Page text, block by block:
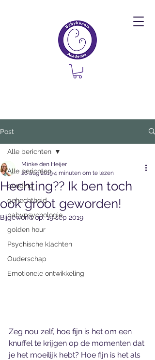
Post
Alle berichten
bonding
gehechtheid
babypsychologie
golden hour
Psychische klachten
Ouderschap
Emotionele ontwikkeling
Alle berichten
Hechting?? Ik ben toch
ook groot geworden!
Minke den Heijer
26 aug 20194 minuten om te lezen
Bijgewerkt op:19 sep 2019
Zeg nou zelf, hoe fijn is het om een
knuffel te krijgen op de momenten dat
je het moeilijk hebt? Hoe fijn is het als